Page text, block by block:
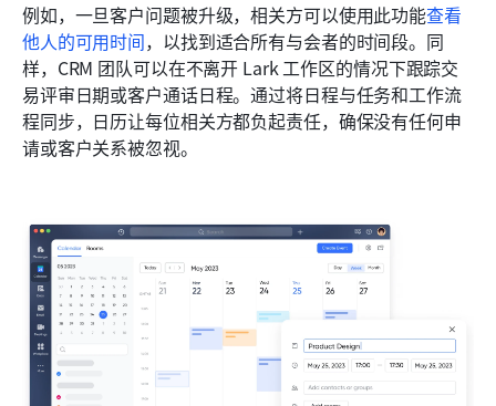
例如，一旦客户问题被升级，相关方可以使用此功能查看
他人的可用时间，以找到适合所有与会者的时间段。同
样，CRM 团队可以在不离开 Lark 工作区的情况下跟踪交
易评审日期或客户通话日程。通过将日程与任务和工作流
程同步，日历让每位相关方都负起责任，确保没有任何申
请或客户关系被忽视。